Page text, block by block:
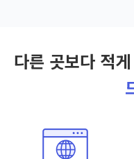
다른 곳보다 적